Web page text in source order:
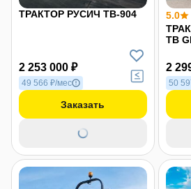
ТРАКТОР РУСИЧ TB-904
2 253 000 ₽
49 566 ₽/мес
Заказать
5.0
TB
2
50